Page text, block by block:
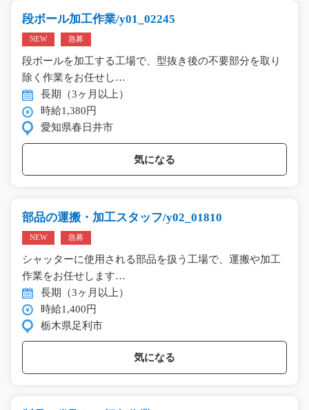
段ボール加工作業/y01_02245
NEW 急募
段ボールを加工する工場で、型抜き後の不要部分を取り
除く作業をお任せし…
長期（3ヶ月以上）
時給1,380円
愛知県春日井市
気になる
部品の運搬・加工スタッフ/y02_01810
NEW 急募
シャッターに使用される部品を扱う工場で、運搬や加工
作業をお任せします…
長期（3ヶ月以上）
時給1,400円
栃木県足利市
気になる